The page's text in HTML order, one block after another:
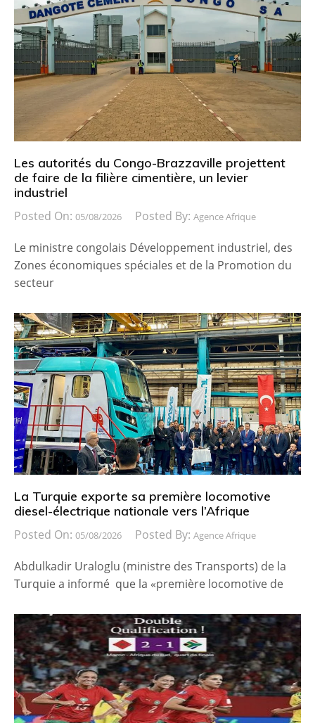
Les autorités du Congo-Brazzaville projettent
de faire de la filière cimentière, un levier
industriel
Posted On: 05/08/2026 Posted By: Agence Afrique
Le ministre congolais Développement industriel, des
Zones économiques spéciales et de la Promotion du
secteur
La Turquie exporte sa première locomotive
diesel-électrique nationale vers l’Afrique
Posted On: 05/08/2026 Posted By: Agence Afrique
Abdulkadir Uraloglu (ministre des Transports) de la
Turquie a informé que la «première locomotive de